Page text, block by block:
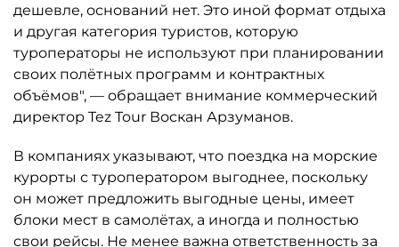
дешевле, оснований нет. Это иной формат отдыха
и другая категория туристов, которую
туроператоры не используют при планировании
своих полётных программ и контрактных
объёмов", — обращает внимание коммерческий
директор Tez Tour Воскан Арзуманов.
В компаниях указывают, что поездка на морские
курорты с туроператором выгоднее, поскольку
он может предложить выгодные цены, имеет
блоки мест в самолётах, а иногда и полностью
свои рейсы. Не менее важна ответственность за